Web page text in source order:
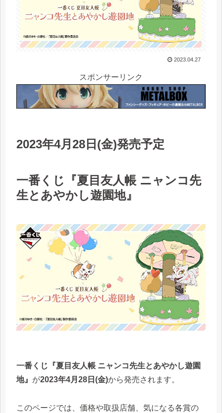
2023.04.27
スポンサーリンク
2023年4月28日(金)発売予定
一番くじ『夏目友人帳 ニャンコ先
生とあやかし遊園地』
一番くじ『夏目友人帳 ニャンコ先生とあやかし遊園
地』 が2023年4月28日(金)から発売されます。
このページでは、価格や取扱店舗、気になる各賞の